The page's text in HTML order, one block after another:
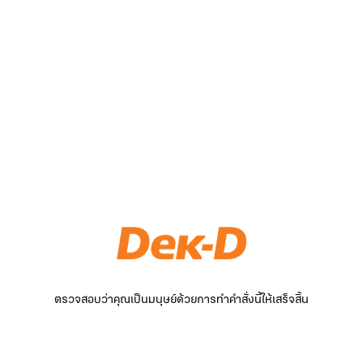
ตรวจสอบว่าคุณเป็นมนุษย์ด้วยการทำคำสั่งนี้ให้เสร็จสิ้น